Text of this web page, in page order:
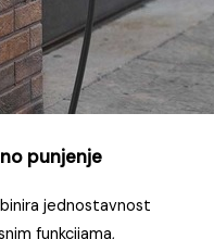
punjenje
jednostavnost
funkcijama,